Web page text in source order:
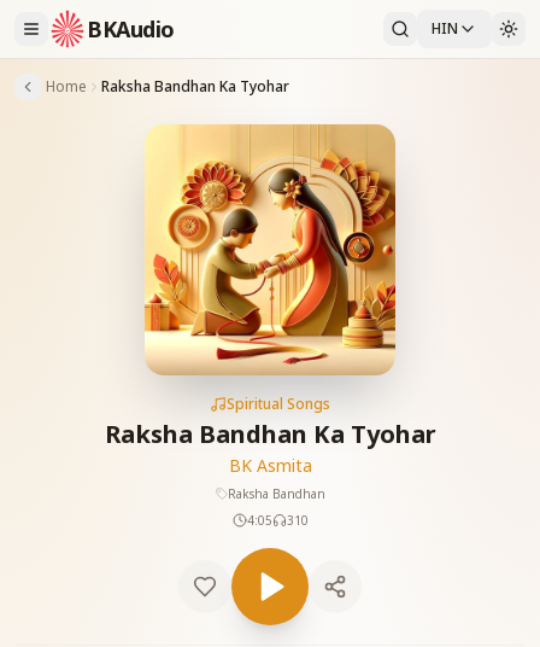
BKAudio HIN
Home Raksha Bandhan Ka Tyohar
Spiritual Songs
Raksha Bandhan Ka Tyohar
BK Asmita
Raksha Bandhan
4:05
310